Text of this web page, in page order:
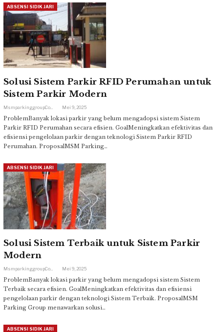
ABSENSI SIDIK JARI
Solusi Sistem Parkir RFID Perumahan untuk
Sistem Parkir Modern
Mei 9, 2025
ProblemBanyak lokasi parkir yang belum mengadopsi sistem Sistem
Parkir RFID Perumahan secara efisien. GoalMeningkatkan efektivitas dan
efisiensi pengelolaan parkir dengan teknologi Sistem Parkir RFID
Perumahan. ProposalMSM Parking…
ABSENSI SIDIK JARI
Solusi Sistem Terbaik untuk Sistem Parkir
Modern
Mei 9, 2025
ProblemBanyak lokasi parkir yang belum mengadopsi sistem Sistem
Terbaik secara efisien. GoalMeningkatkan efektivitas dan efisiensi
pengelolaan parkir dengan teknologi Sistem Terbaik. ProposalMSM
Parking Group menawarkan solusi…
ABSENSI SIDIK JARI